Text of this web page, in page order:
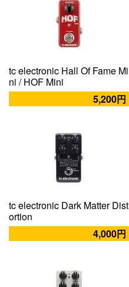
tc electronic Hall Of Fame Mi
ni / HOF Mini
5,200円
tc electronic Dark Matter Dist
ortion
4,000円